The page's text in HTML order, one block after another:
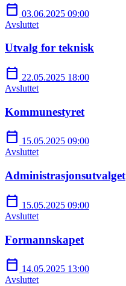
calendar_today 03.06.2025 09:00
Avsluttet
Utvalg for teknisk
calendar_today 22.05.2025 18:00
Avsluttet
Kommunestyret
calendar_today 15.05.2025 09:00
Avsluttet
Administrasjonsutvalget
calendar_today 15.05.2025 09:00
Avsluttet
Formannskapet
calendar_today 14.05.2025 13:00
Avsluttet